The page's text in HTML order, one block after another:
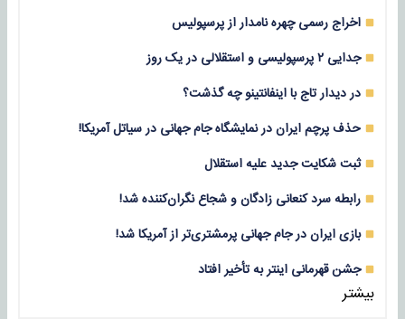
اخراج رسمی چهره نامدار از پرسپولیس
جدایی ۲ پرسپولیسی و استقلالی در یک روز
در دیدار تاج با اینفانتینو چه گذشت؟
حذف پرچم ایران در نمایشگاه جام جهانی در سیاتل آمریکا!
ثبت شکایت جدید علیه استقلال
رابطه سرد کنعانی زادگان و شجاع نگران‌کننده شد!
بازی‌ ایران در جام جهانی پرمشتری‌تر از آمریکا شد!
جشن قهرمانی اینتر به تأخیر افتاد
بیشتر